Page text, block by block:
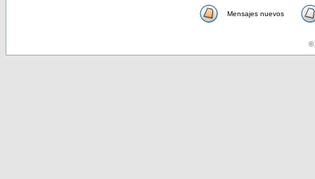
Mensajes nuevos
©